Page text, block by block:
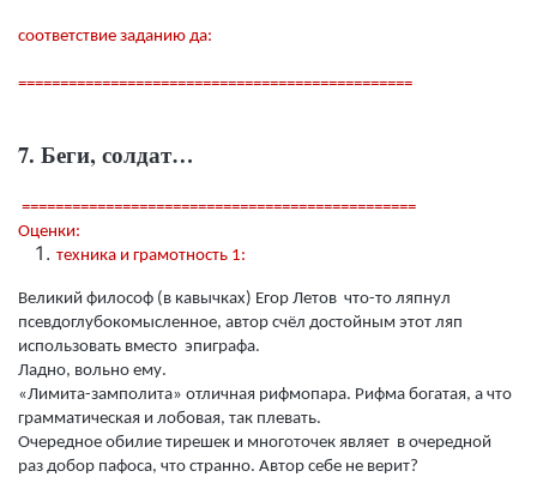
соответствие заданию да:
===============================================
7. Беги, солдат…
===============================================
Оценки:
техника и грамотность 1:
Великий философ (в кавычках) Егор Летов что-то ляпнул
псевдоглубокомысленное, автор счёл достойным этот ляп
использовать вместо эпиграфа.
Ладно, вольно ему.
«Лимита-замполита» отличная рифмопара. Рифма богатая, а что
грамматическая и лобовая, так плевать.
Очередное обилие тирешек и многоточек являет в очередной
раз добор пафоса, что странно. Автор себе не верит?